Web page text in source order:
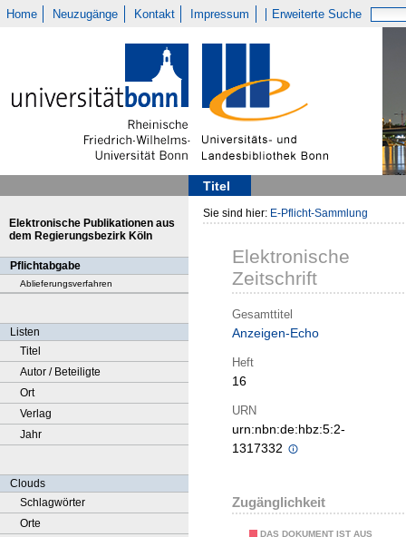
Home Neuzugänge Kontakt Impressum Erweiterte Suche
Titel
Elektronische Publikationen aus
dem Regierungsbezirk Köln
Pflichtabgabe
Ablieferungsverfahren
Listen
Titel
Autor / Beteiligte
Ort
Verlag
Jahr
Clouds
Schlagwörter
Orte
Sie sind hier: E-Pflicht-Sammlung
Elektronische
Zeitschrift
Gesamttitel
Anzeigen-Echo
Heft
16
URN
urn:nbn:de:hbz:5:2-
1317332
Zugänglichkeit
DAS DOKUMENT IST AUS